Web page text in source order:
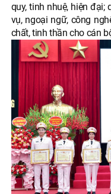
quy, tinh nhuệ, hiện
vụ, ngoại ngữ, công
chất, tinh thần cho cán